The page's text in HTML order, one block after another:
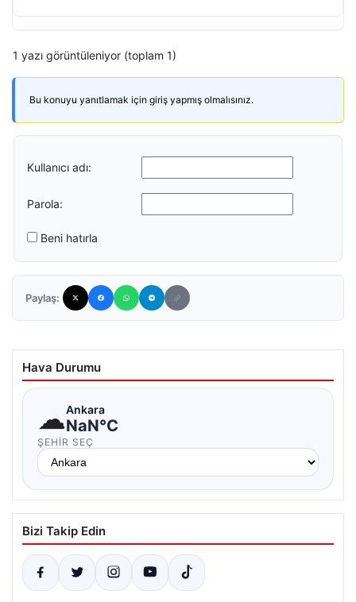
1 yazı görüntüleniyor (toplam 1)
Bu konuyu yanıtlamak için giriş yapmış olmalısınız.
Kullanıcı adı:
Parola:
Beni hatırla
Paylaş:
Hava Durumu
☁Ankara
NaN°C
ŞEHIR SEÇ
Bizi Takip Edin